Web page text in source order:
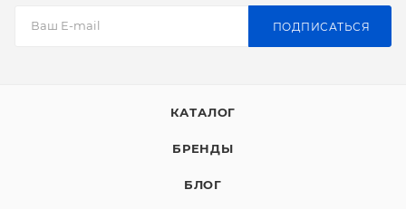
ПОДПИСАТЬСЯ
КАТАЛОГ
БРЕНДЫ
БЛОГ